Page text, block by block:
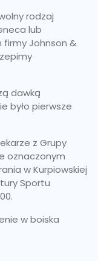
rodzaj
lub
firmy Johnson &
dawką
było pierwsze
z Grupy
oznaczonym
w Kurpiowskiej
Sportu
w boiska